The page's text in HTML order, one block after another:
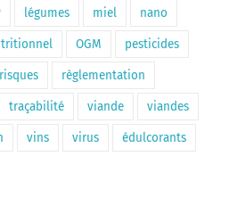
légumes miel nano
OGM pesticides
risques règlementation
traçabilité viande viandes
vins virus édulcorants